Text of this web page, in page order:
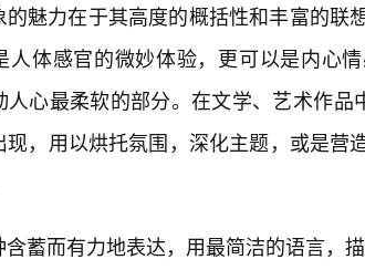
的魅力在于其高度的概括性和丰富的联
人体感官的微妙体验，更可以是内心
人心最柔软的部分。在文学、艺术作品
现，用以烘托氛围，深化主题，或是营
蓄而有力地表达，用最简洁的语言，